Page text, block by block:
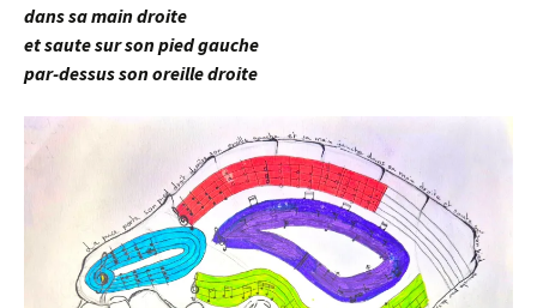
dans sa main droite
et saute sur son pied gauche
par-dessus son oreille droite